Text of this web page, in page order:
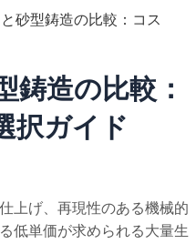
砂型鋳造の比較：コス
鋳造の比較：
択ガイド
上げ、再現性のある機械的
低単価が求められる大量生